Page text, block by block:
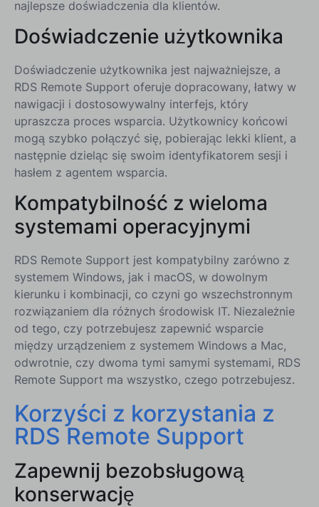
najlepsze doświadczenia dla klientów.
Doświadczenie użytkownika
Doświadczenie użytkownika jest najważniejsze, a
RDS Remote Support oferuje dopracowany, łatwy w
nawigacji i dostosowywalny interfejs, który
upraszcza proces wsparcia. Użytkownicy końcowi
mogą szybko połączyć się, pobierając lekki klient, a
następnie dzieląc się swoim identyfikatorem sesji i
hasłem z agentem wsparcia.
Kompatybilność z wieloma
systemami operacyjnymi
RDS Remote Support jest kompatybilny zarówno z
systemem Windows, jak i macOS, w dowolnym
kierunku i kombinacji, co czyni go wszechstronnym
rozwiązaniem dla różnych środowisk IT. Niezależnie
od tego, czy potrzebujesz zapewnić wsparcie
między urządzeniem z systemem Windows a Mac,
odwrotnie, czy dwoma tymi samymi systemami, RDS
Remote Support ma wszystko, czego potrzebujesz.
Korzyści z korzystania z
RDS Remote Support
Zapewnij bezobsługową
konserwację